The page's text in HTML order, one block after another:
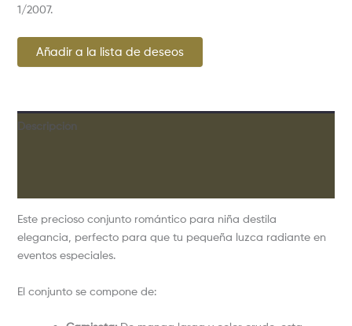
1/2007.
Añadir a la lista de deseos
Descripción
Este precioso conjunto romántico para niña destila
elegancia, perfecto para que tu pequeña luzca radiante en
eventos especiales.
El conjunto se compone de: